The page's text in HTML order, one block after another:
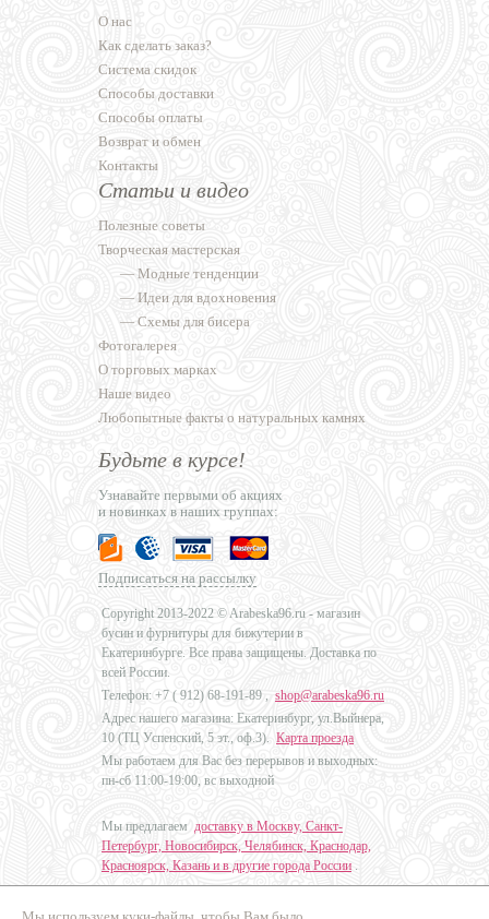
О нас
Как сделать заказ?
Система скидок
Способы доставки
Способы оплаты
Возврат и обмен
Контакты
Статьи и видео
Полезные советы
Творческая мастерская
— Модные тенденции
— Идеи для вдохновения
— Схемы для бисера
Фотогалерея
О торговых марках
Наше видео
Любопытные факты о натуральных камнях
Будьте в курсе!
Узнавайте первыми об акциях
и новинках в наших группах:
Подписаться на рассылку
Copyright 2013-2022 © Arabeska96.ru - магазин
бусин и фурнитуры для бижутерии в
Екатеринбурге. Все права защищены. Доставка по
всей России.
Телефон: +7 ( 912) 68-191-89 , shop@arabeska96.ru
Адрес нашего магазина: Екатеринбург, ул.Выйнера,
10 (ТЦ Успенский, 5 эт., оф.3). Карта проезда
Мы работаем для Вас без перерывов и выходных:
пн-сб 11:00-19:00, вс выходной
Мы предлагаем доставку в Москву, Санкт-
Петербург, Новосибирск, Челябинск, Краснодар,
Красноярск, Казань и в другие города России .